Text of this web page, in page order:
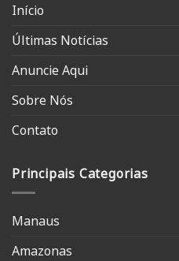
Início
Últimas Notícias
Anuncie Aqui
Sobre Nós
Contato
Principais Categorias
Manaus
Amazonas